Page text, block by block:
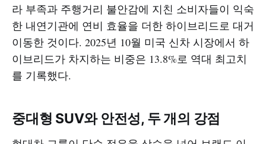
라 부족과 주행거리 불안감에 지친 소비자들이 익숙
한 내연기관에 연비 효율을 더한 하이브리드로 대거
이동한 것이다. 2025년 10월 미국 신차 시장에서 하
이브리드가 차지하는 비중은 13.8%로 역대 최고치
를 기록했다.
중대형 SUV와 안전성, 두 개의 강점